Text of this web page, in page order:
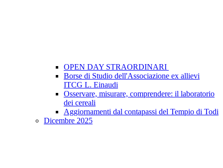
OPEN DAY STRAORDINARI
Borse di Studio dell'Associazione ex allievi
ITCG L. Einaudi
Osservare, misurare, comprendere: il laboratorio
dei cereali
Aggiornamenti dal contapassi del Tempio di Todi
Dicembre 2025